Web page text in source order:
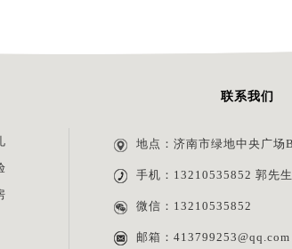
联系我们
地点：济南市绿地中央广场
手机：13210535852 郭先生
微信：13210535852
邮箱：413799253@qq.com